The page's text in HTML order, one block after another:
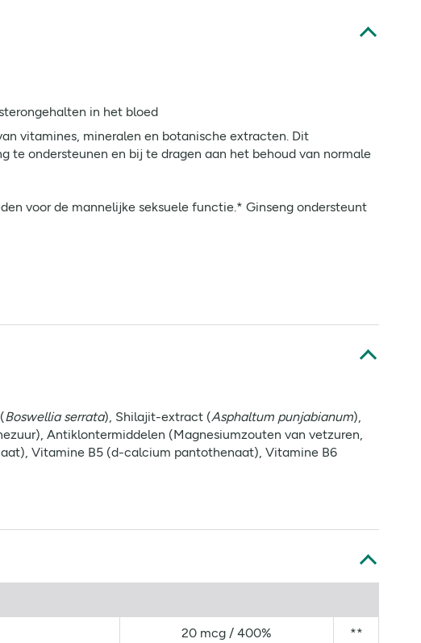
in het bloed
vitamines, mineralen en botanische extracten. Dit
te ondersteunen en bij te dragen aan het behoud van normale
voor de mannelijke seksuele functie.* Ginseng ondersteunt
Boswellia serrata), Shilajit-extract (Asphaltum punjabianum),
Antiklontermiddelen (Magnesiumzouten van vetzuren,
Vitamine B5 (d-calcium pantothenaat), Vitamine B6
20 mcg / 400% **